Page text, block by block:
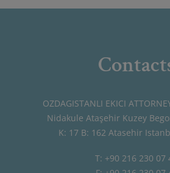
OZDAGISTANLI EKICI
Nidakule Ataşehir Kuzey
K: 17 B: 162 Atasehir
T: +90 216 230 07